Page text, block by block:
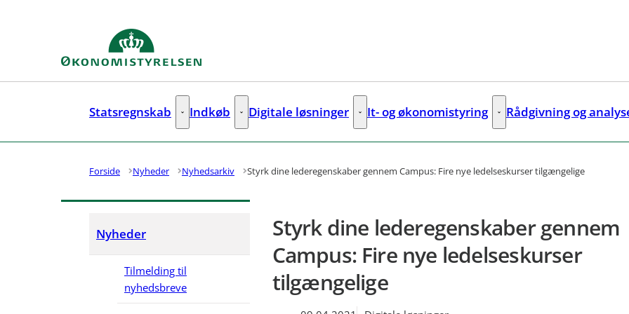
Statsregnskab Statsregnskab - Flere links
Indkøb Indkøb - Flere links
Digitale løsninger Digitale løsninger - Flere links
It- og økonomistyring It- og økonomistyring - Flere
Rådgivning og
Forside Nyheder Nyhedsarkiv Styrk dine lederegenskaber gennem Campus: Fire nye ledelseskurser tilgængelige
Nyheder
Tilmelding til
nyhedsbreve
Styrk dine lederegenskaber gennem
Campus: Fire nye ledelseskurser
tilgængelige